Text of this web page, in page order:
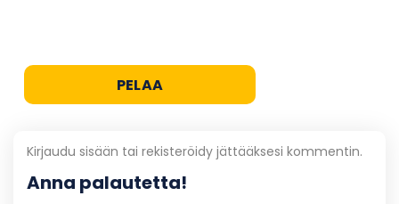
PELAA
Anna palautetta!
Kirjaudu sisään tai rekisteröidy jättääksesi kommentin.